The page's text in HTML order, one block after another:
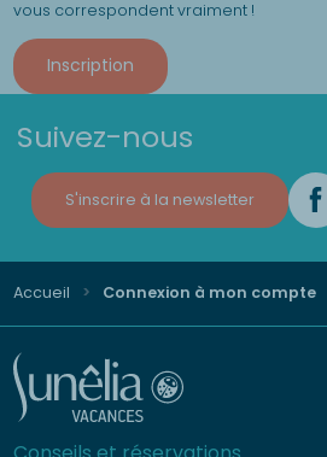
vous correspondent vraiment !
Inscription
Suivez-nous
S'inscrire à la newsletter
Accueil Connexion à mon compte